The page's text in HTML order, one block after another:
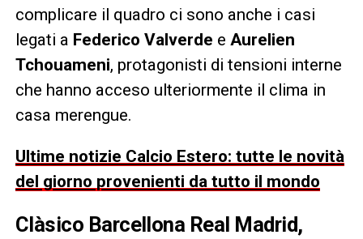
complicare il quadro ci sono anche i casi
legati a Federico Valverde e Aurelien
Tchouameni, protagonisti di tensioni interne
che hanno acceso ulteriormente il clima in
casa merengue.
Ultime notizie Calcio Estero: tutte le novità
del giorno provenienti da tutto il mondo
Clàsico Barcellona Real Madrid,